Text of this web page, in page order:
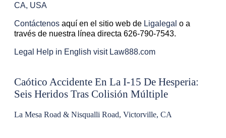
CA, USA
Contáctenos aquí en el sitio web de Ligalegal o a
través de nuestra línea directa 626-790-7543.
Legal Help in English visit Law888.com
Caótico Accidente En La I-15 De Hesperia:
Seis Heridos Tras Colisión Múltiple
La Mesa Road & Nisqualli Road, Victorville, CA